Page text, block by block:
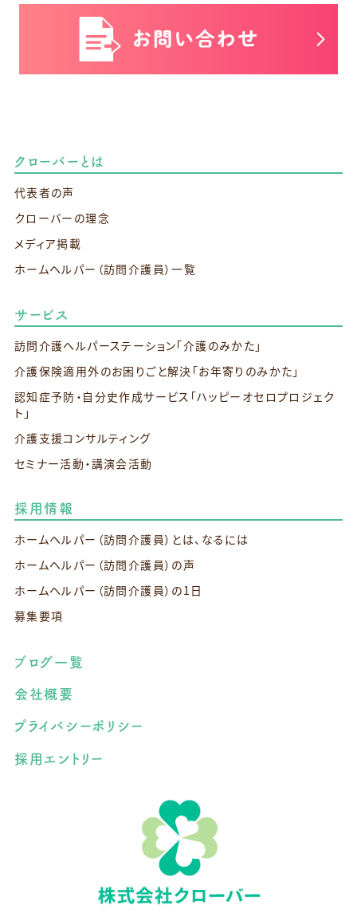
クローバーとは
代表者の声
クローバーの理念
メディア掲載
ホームヘルパー（訪問介護員）一覧
サービス
訪問介護ヘルパーステーション「介護のみかた」
介護保険適用外のお困りごと解決 「お年寄りのみかた」
認知症予防・自分史作成サービス 「ハッピーオセロプロジェク
ト」
介護支援コンサルティング
セミナー活動・講演会活動
採用情報
ホームヘルパー（訪問介護員）とは、なるには
ホームヘルパー（訪問介護員）の声
ホームヘルパー（訪問介護員）の1日
募集要項
ブログ一覧
会社概要
プライバシーポリシー
採用エントリー